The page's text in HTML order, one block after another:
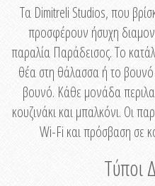
Τα Dimitreli Studios, που
προσφέρουν ήσυχη
παραλία Παράδεισος. Το
θέα στη θάλασσα ή το
βουνό. Κάθε μονάδα
κουζινάκι και μπαλκόνι. Οι
Wi-Fi και πρόσβαση σε
Τύποι